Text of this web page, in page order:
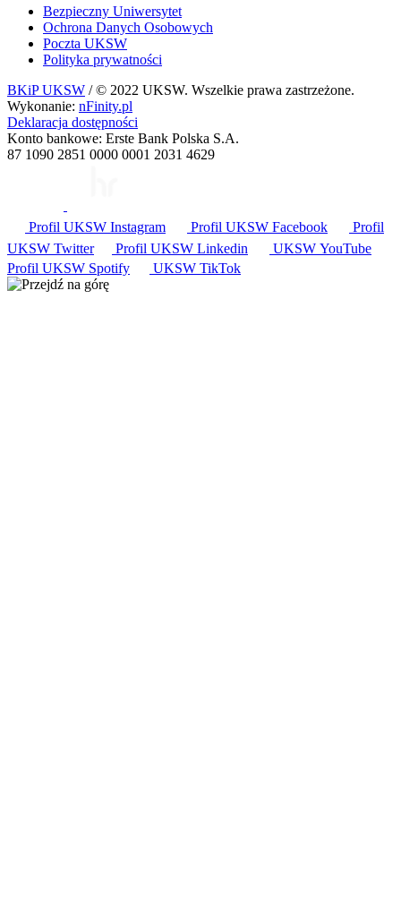
Bezpieczny Uniwersytet
Ochrona Danych Osobowych
Poczta UKSW
Polityka prywatności
BKiP UKSW / © 2022 UKSW. Wszelkie prawa zastrzeżone.
Wykonanie: nFinity.pl
Deklaracja dostępności
Konto bankowe: Erste Bank Polska S.A.
87 1090 2851 0000 0001 2031 4629
Profil UKSW Instagram Profil UKSW Facebook
Profil
UKSW Twitter Profil UKSW Linkedin UKSW YouTube
Profil UKSW Spotify UKSW TikTok